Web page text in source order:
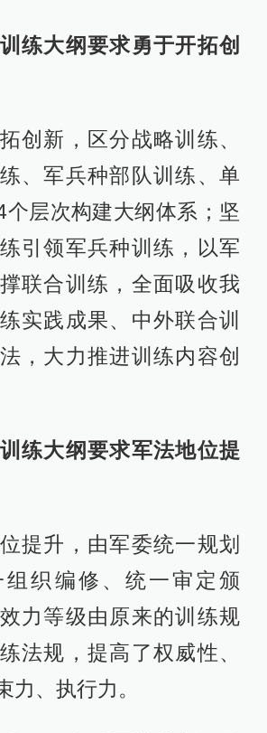
练大纲要求勇于开拓创
创新，区分战略训练、
、军兵种部队训练、单
个层次构建大纲体系；坚
引领军兵种训练，以军
联合训练，全面吸收我
实践成果、中外联合训
，大力推进训练内容创
练大纲要求军法地位提
提升，由军委统一规划
织编修、统一审定颁
力等级由原来的训练规
法规，提高了权威性、
力、执行力。